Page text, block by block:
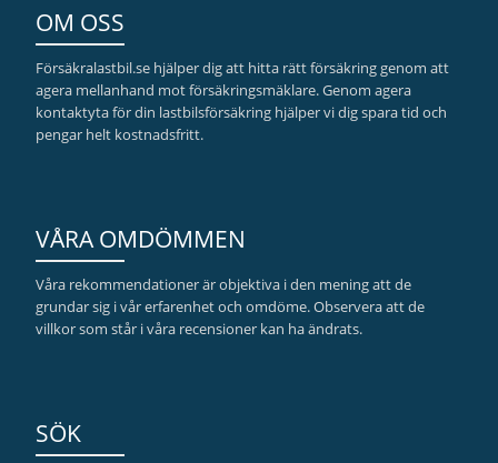
OM OSS
Försäkralastbil.se hjälper dig att hitta rätt försäkring genom att
agera mellanhand mot försäkringsmäklare. Genom agera
kontaktyta för din lastbilsförsäkring hjälper vi dig spara tid och
pengar helt kostnadsfritt.
VÅRA OMDÖMMEN
Våra rekommendationer är objektiva i den mening att de
grundar sig i vår erfarenhet och omdöme. Observera att de
villkor som står i våra recensioner kan ha ändrats.
SÖK